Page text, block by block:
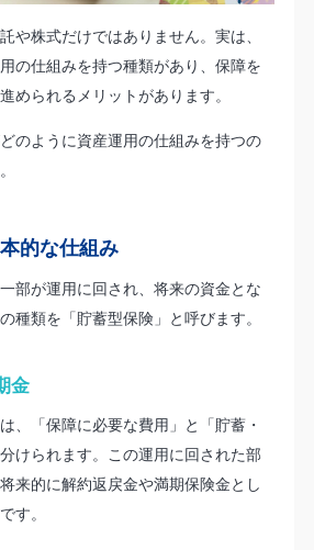
や株式だけではありません。実は、
の仕組みを持つ種類があり、保障を
められるメリットがあります。
のように資産運用の仕組みを持つの
的な仕組み
部が運用に回され、将来の資金とな
種類を「貯蓄型保険」と呼びます。
金
、「保障に必要な費用」と「貯蓄・
けられます。この運用に回された部
来的に解約返戻金や満期保険金とし
す。